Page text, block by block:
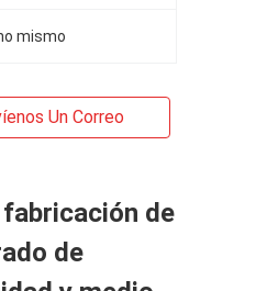
mismo
Un Correo
de
de